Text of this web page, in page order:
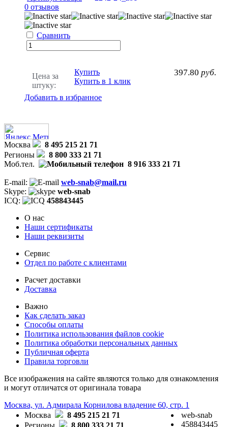
0 отзывов
Сравнить
Цена за
штуку:
397.80 руб.
Купить
Купить в 1 клик
Добавить в избранное
Москва
8 495 215 21 71
Регионы
8 800 333 21 71
Моб.тел.
8 916 333 21 71
E-mail:
web-snab@mail.ru
Skype:
web-snab
ICQ:
458843445
О нас
Наши сертификаты
Наши реквизиты
Сервис
Отдел по работе с клиентами
Расчет доставки
Доставка
Важно
Как сделать заказ
Способы оплаты
Политика использования файлов cookie
Политика обработки персональных данных
Публичная оферта
Правила торговли
Все изображения на сайте являются только для ознакомления
и могут отличатся от оригинала товара
Москва, ул. Адмирала Корнилова владение 60, стр. 1
Москва
8 495 215 21 71
Регионы
8 800 333 21 71
web-snab
458843445